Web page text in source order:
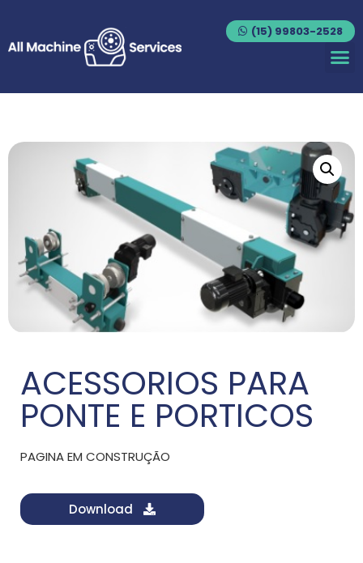
(15) 99803-2528
ACESSORIOS PARA
PONTE E PORTICOS
PAGINA EM CONSTRUÇÃO
Download